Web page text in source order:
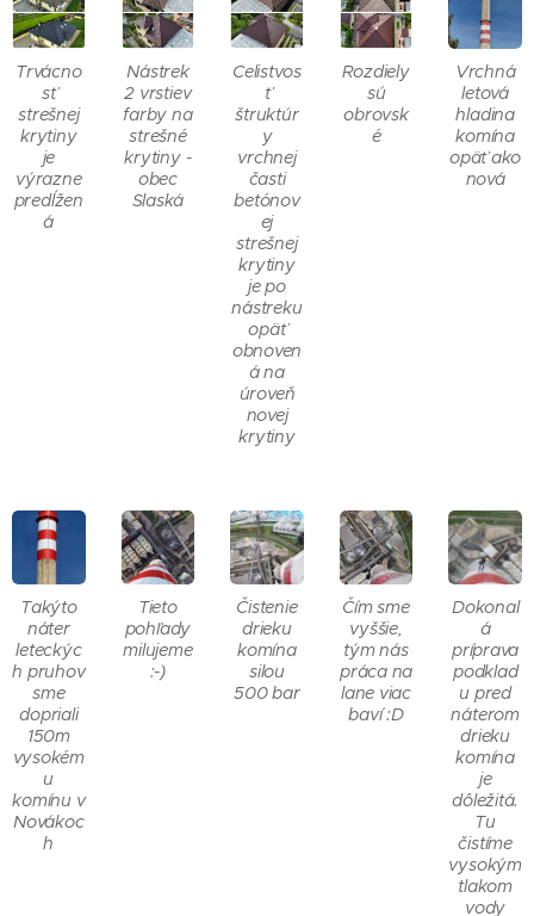
Trvácno
sť
strešnej
krytiny
je
výrazne
predĺžen
á
Nástrek
2 vrstiev
farby na
strešné
krytiny -
obec
Slaská
Celistvos
ť
štruktúr
y
vrchnej
časti
betónov
ej
strešnej
krytiny
je po
nástreku
opäť
obnoven
á na
úroveň
novej
krytiny
Rozdiely
sú
obrovsk
é
Vrchná
letová
hladina
komína
opäť ako
nová
Takýto
náter
leteckýc
h pruhov
sme
dopriali
150m
vysokém
u
komínu v
Novákoc
h
Tieto
pohľady
milujeme
:-)
Čistenie
drieku
komína
silou
500 bar
Čím sme
vyššie,
tým nás
práca na
lane viac
baví :D
Dokonal
á
príprava
podklad
u pred
náterom
drieku
komína
je
dôležitá.
Tu
čistíme
vysokým
tlakom
vody